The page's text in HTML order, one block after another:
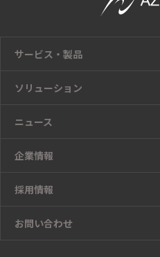
サービス・製品
ソリューション
ニュース
企業情報
採用情報
お問い合わせ